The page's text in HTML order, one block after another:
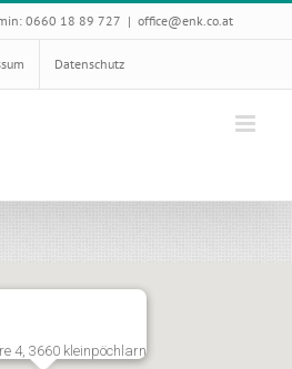
0660 18 89 727 | office@enk.co.at
Datenschutz
4, 3660 kleinpöchlarn